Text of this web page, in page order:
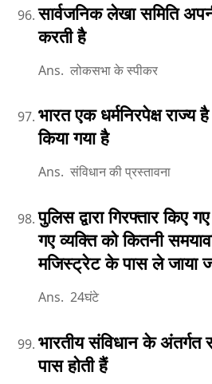
सार्वजनिक लेखा समिति
करती है
Ans. लोकसभा के स्पीकर
भारत एक धर्मनिरपेक्ष
किया गया है
Ans. संविधान की प्रस्तावना
पुलिस द्वारा गिरफ्तार किए
गए व्यक्ति को कितनी
मजिस्ट्रेट के पास ले जाया
Ans. 24घंटे
भारतीय संविधान के
पास होती हैं